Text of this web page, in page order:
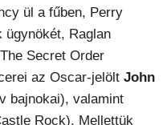
ül a fűben, Perry
ügynökét, Raglan
Secret Order
az Oscar-jelölt John
bajnokai), valamint
Rock). Mellettük